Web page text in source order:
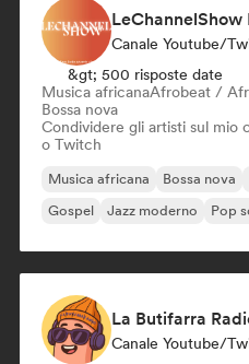
LeChannelShow
Canale Youtube/
&gt; 500 risposte date
Musica africanaAfrobeat /
Bossa nova
Condividere gli artisti sul mio
o Twitch
Musica africana Bossa nova
Gospel
Jazz moderno Pop
La Butifarra
Canale Youtube/